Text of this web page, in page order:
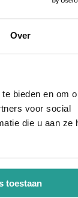
Over
bieden en om
voor social
die u aan ze
toestaan